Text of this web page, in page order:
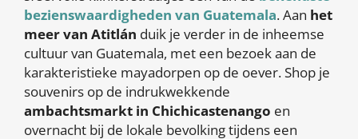
bezienswaardigheden van Guatemala. Aan het
meer van Atitlán duik je verder in de inheemse
cultuur van Guatemala, met een bezoek aan de
karakteristieke mayadorpen op de oever. Shop je
souvenirs op de indrukwekkende
ambachtsmarkt in Chichicastenango en
overnacht bij de lokale bevolking tijdens een